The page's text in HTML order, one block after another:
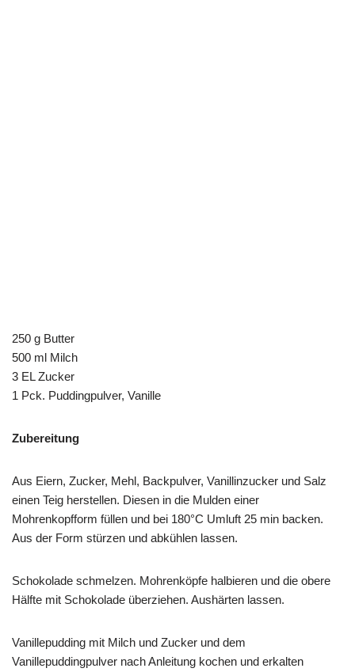
250 g Butter
500 ml Milch
3 EL Zucker
1 Pck. Puddingpulver, Vanille
Zubereitung
Aus Eiern, Zucker, Mehl, Backpulver, Vanillinzucker und Salz
einen Teig herstellen. Diesen in die Mulden einer
Mohrenkopfform füllen und bei 180°C Umluft 25 min backen.
Aus der Form stürzen und abkühlen lassen.
Schokolade schmelzen. Mohrenköpfe halbieren und die obere
Hälfte mit Schokolade überziehen. Aushärten lassen.
Vanillepudding mit Milch und Zucker und dem
Vanillepuddingpulver nach Anleitung kochen und erkalten